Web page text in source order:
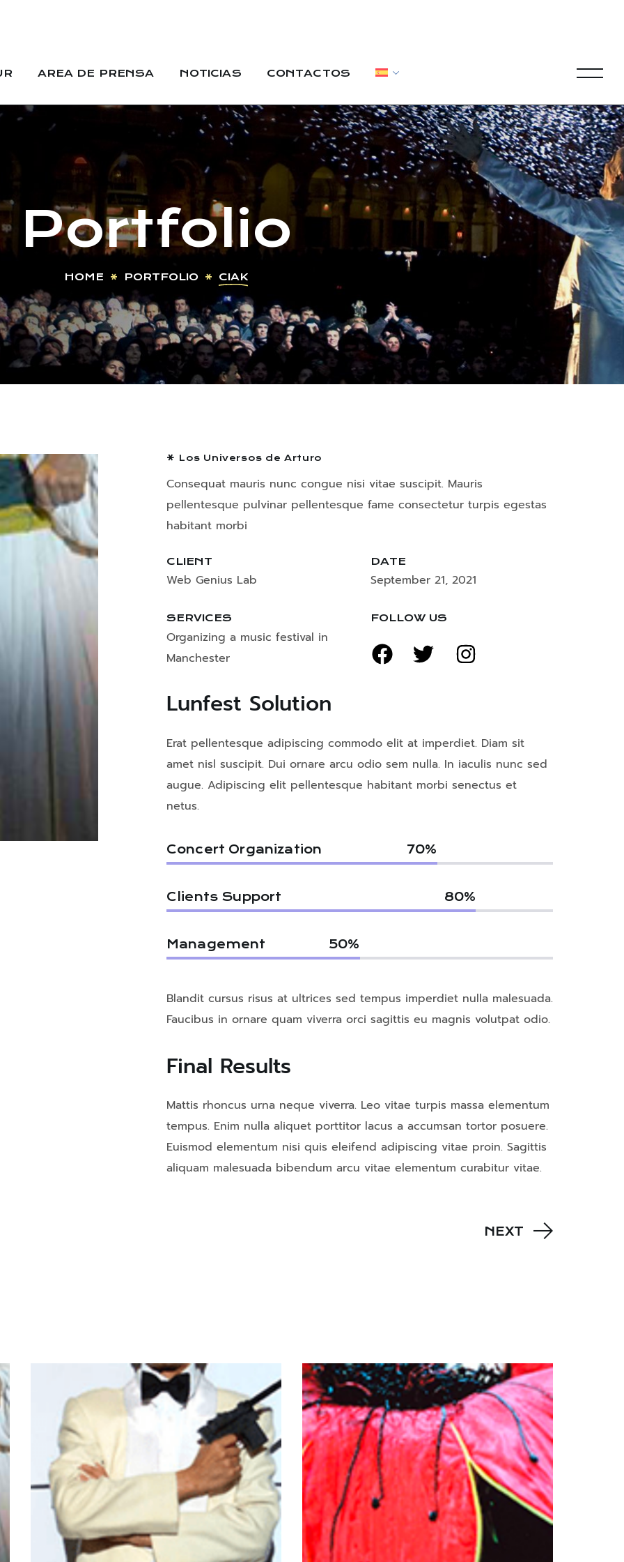
AREA DE PRENSA NOTICIAS CONTACTOS
Portfolio
HOME PORTFOLIO CIAK
Los Universos de Arturo
Consequat mauris nunc congue nisi vitae suscipit. Mauris
pellentesque pulvinar pellentesque fame consectetur turpis egestas
habitant morbi
CLIENT
Web Genius Lab
SERVICES
Organizing a music festival in
Manchester
DATE
September 21, 2021
FOLLOW US
Lunfest Solution
Erat pellentesque adipiscing commodo elit at imperdiet. Diam sit
amet nisl suscipit. Dui ornare arcu odio sem nulla. In iaculis nunc sed
augue. Adipiscing elit pellentesque habitant morbi senectus et
netus.
Concert Organization 70%
Clients Support 80%
Management 50%
Blandit cursus risus at ultrices sed tempus imperdiet nulla malesuada.
Faucibus in ornare quam viverra orci sagittis eu magnis volutpat odio.
Final Results
Mattis rhoncus urna neque viverra. Leo vitae turpis massa elementum
tempus. Enim nulla aliquet porttitor lacus a accumsan tortor posuere.
Euismod elementum nisi quis eleifend adipiscing vitae proin. Sagittis
aliquam malesuada bibendum arcu vitae elementum curabitur vitae.
NEXT